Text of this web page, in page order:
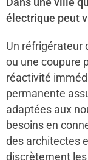
électrique peut
Un réfrigérateur
ou une coupure
réactivité
permanente
adaptées aux
besoins en
des architectes
discrètement